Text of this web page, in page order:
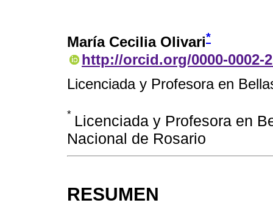
María Cecilia Olivari*
http://orcid.org/0000-0002-
Licenciada y Profesora en
* Licenciada y Profesora en
Nacional de Rosario
RESUMEN